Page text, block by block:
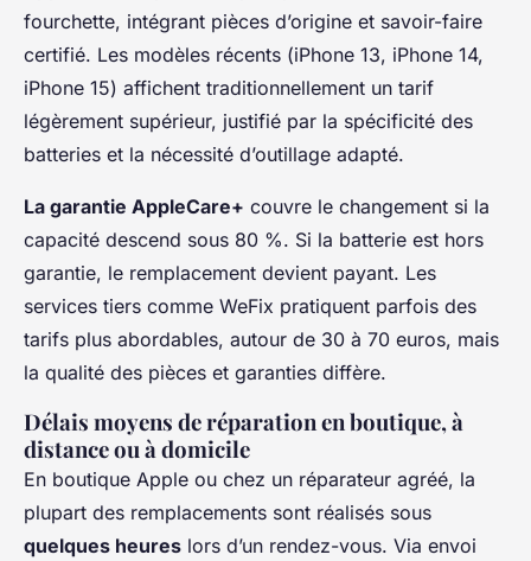
fourchette, intégrant pièces d’origine et savoir-faire
certifié. Les modèles récents (iPhone 13, iPhone 14,
iPhone 15) affichent traditionnellement un tarif
légèrement supérieur, justifié par la spécificité des
batteries et la nécessité d’outillage adapté.
La garantie AppleCare+ couvre le changement si la
capacité descend sous 80 %. Si la batterie est hors
garantie, le remplacement devient payant. Les
services tiers comme WeFix pratiquent parfois des
tarifs plus abordables, autour de 30 à 70 euros, mais
la qualité des pièces et garanties diffère.
Délais moyens de réparation en boutique, à
distance ou à domicile
En boutique Apple ou chez un réparateur agréé, la
plupart des remplacements sont réalisés sous
quelques heures lors d’un rendez-vous. Via envoi